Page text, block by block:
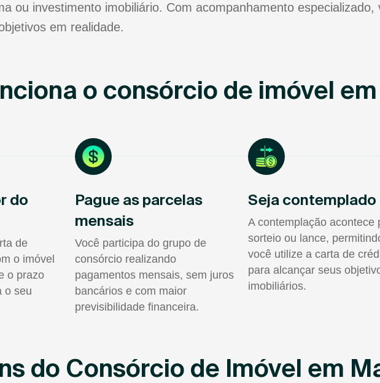
ou investimento imobiliário. Com acompanhamento
em realidade.
o consórcio de imóvel
do
de
o imóvel
o prazo
o seu
Pague as parcelas
mensais
Você participa do grupo de
consórcio realizando
pagamentos mensais, sem juros
bancários e com maior
previsibilidade financeira.
Seja contemplado
A contemplação acontece
sorteio ou lance,
você utilize a carta de
para alcançar seus
imobiliários.
do Consórcio de Imóvel em